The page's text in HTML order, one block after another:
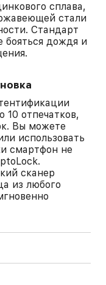
сплава,
стали
Стандарт
бояться дождя и
10 отпечатков,
Вы можете
использовать
смартфон не
сканер
из любого